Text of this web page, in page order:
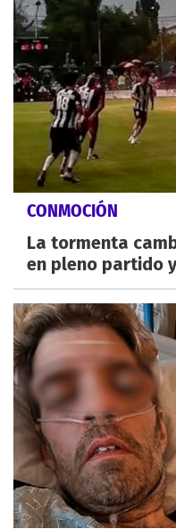
CONMOCIÓN
La tormenta
en pleno partido